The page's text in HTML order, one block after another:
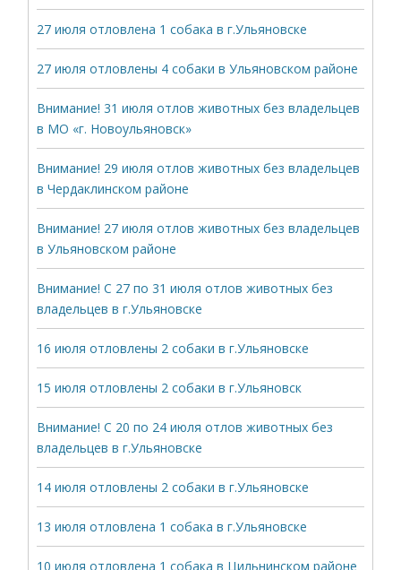
27 июля отловлена 1 собака в г.Ульяновске
27 июля отловлены 4 собаки в Ульяновском районе
Внимание! 31 июля отлов животных без владельцев
в МО «г. Новоульяновск»
Внимание! 29 июля отлов животных без владельцев
в Чердаклинском районе
Внимание! 27 июля отлов животных без владельцев
в Ульяновском районе
Внимание! С 27 по 31 июля отлов животных без
владельцев в г.Ульяновске
16 июля отловлены 2 собаки в г.Ульяновске
15 июля отловлены 2 собаки в г.Ульяновск
Внимание! С 20 по 24 июля отлов животных без
владельцев в г.Ульяновске
14 июля отловлены 2 собаки в г.Ульяновске
13 июля отловлена 1 собака в г.Ульяновске
10 июля отловлена 1 собака в Цильнинском районе